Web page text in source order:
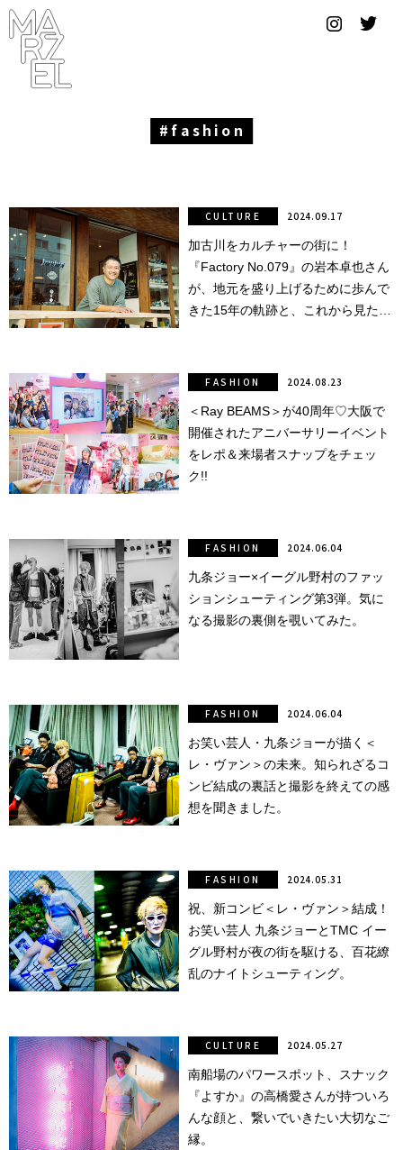
フィ
デザ
ナー
ー
プール
スーツ
ンテ
写真
確認の
旅
古着
屋十四
才
叶える
阪
化
とは応援
ること
立ったら
行動
ザインを
する
筋トレ
の絵で
ツを作
りどり
文化
バファ
ズのキ
fashion
加古川をカルチャーの街に！
『Factory No.079』の岩本卓也さん
が、地元を盛り上げるために歩んで
きた15年の軌跡と、これから見たい
CULTURE 2024.09.17
＜Ray BEAMS＞が40周年♡大阪で
開催されたアニバーサリーイベント
をレポ＆来場者スナップをチェッ
ク!!
FASHION 2024.08.23
九条ジョー×イーグル野村のファッ
ションシューティング第3弾。気に
なる撮影の裏側を覗いてみた。
FASHION 2024.06.04
お笑い芸人・九条ジョーが描く＜
レ・ヴァン＞の未来。知られざるコ
ンビ結成の裏話と撮影を終えての感
想を聞きました。
FASHION 2024.06.04
祝、新コンビ＜レ・ヴァン＞結成！
お笑い芸人 九条ジョーとTMC イー
グル野村が夜の街を駆ける、百花繚
乱のナイトシューティング。
FASHION 2024.05.31
南船場のパワースポット、スナック
『よすか』の高橋愛さんが持ついろ
んな顔と、繋いでいきたい大切なご
縁。
CULTURE 2024.05.27